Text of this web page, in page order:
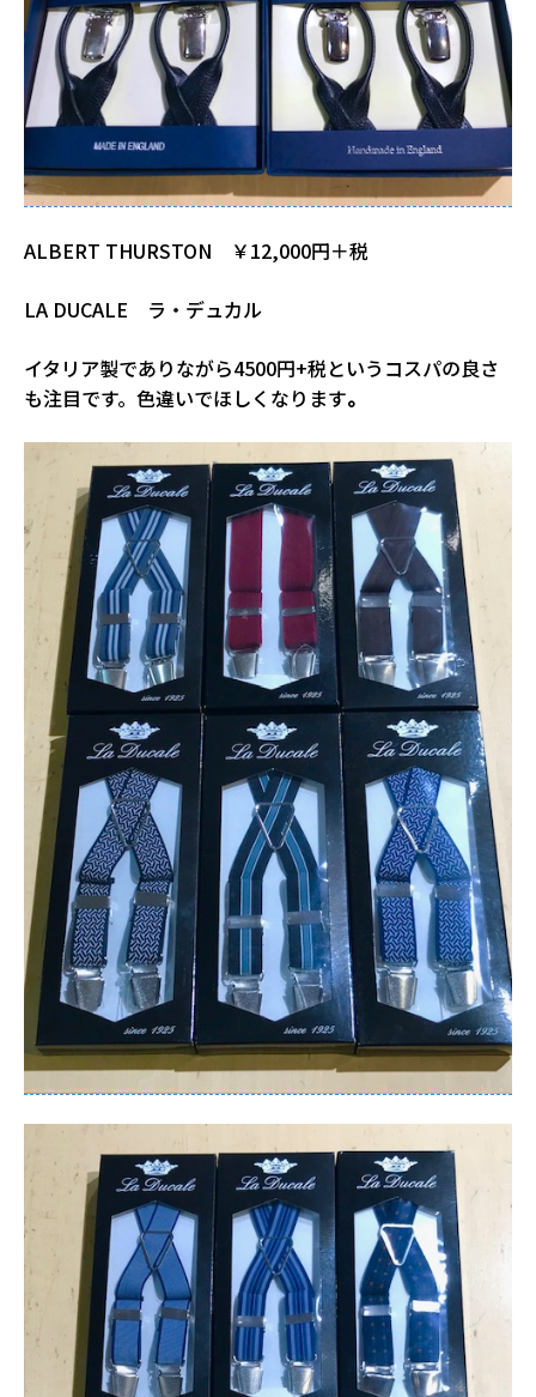
ALBERT THURSTON ￥12,000円＋税
LA DUCALE ラ・デュカル
イタリア製でありながら4500円+税というコスパの良さ
も注目です。色違いでほしくなります。